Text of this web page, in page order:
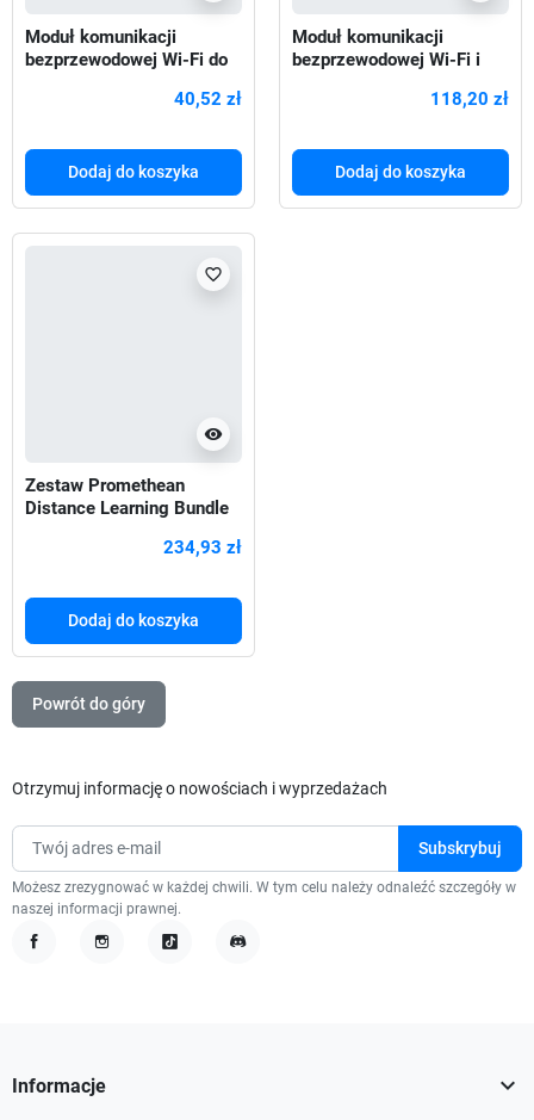
Moduł komunikacji
bezprzewodowej Wi-Fi do
40,52 zł
Dodaj do koszyka
Moduł komunikacji
bezprzewodowej Wi-Fi i
118,20 zł
Dodaj do koszyka
visibility
favorite_border
Zestaw Promethean
Distance Learning Bundle
234,93 zł
Dodaj do koszyka
Powrót do góry
Otrzymuj informację o nowościach i wyprzedażach
Możesz zrezygnować w każdej chwili. W tym celu należy odnaleźć szczegóły w
naszej informacji prawnej.
Informacje 